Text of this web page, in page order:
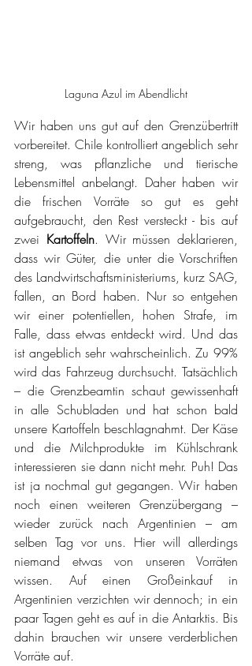
Laguna Azul im Abendlicht
Wir haben uns gut auf den Grenzübertritt
vorbereitet. Chile kontrolliert angeblich sehr
streng, was pflanzliche und tierische
Lebensmittel anbelangt. Daher haben wir
die frischen Vorräte so gut es geht
aufgebraucht, den Rest versteckt - bis auf
zwei Kartoffeln. Wir müssen deklarieren,
dass wir Güter, die unter die Vorschriften
des Landwirtschaftsministeriums, kurz SAG,
fallen, an Bord haben. Nur so entgehen
wir einer potentiellen, hohen Strafe, im
Falle, dass etwas entdeckt wird. Und das
ist angeblich sehr wahrscheinlich. Zu 99%
wird das Fahrzeug durchsucht. Tatsächlich
– die Grenzbeamtin schaut gewissenhaft
in alle Schubladen und hat schon bald
unsere Kartoffeln beschlagnahmt. Der Käse
und die Milchprodukte im Kühlschrank
interessieren sie dann nicht mehr. Puh! Das
ist ja nochmal gut gegangen. Wir haben
noch einen weiteren Grenzübergang –
wieder zurück nach Argentinien – am
selben Tag vor uns. Hier will allerdings
niemand etwas von unseren Vorräten
wissen. Auf einen Großeinkauf in
Argentinien verzichten wir dennoch; in ein
paar Tagen geht es auf in die Antarktis. Bis
dahin brauchen wir unsere verderblichen
Vorräte auf.